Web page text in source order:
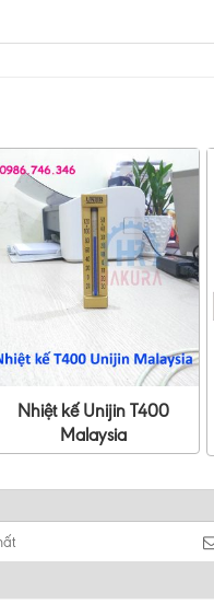
Nhiệt kế Unijin T400
Malaysia